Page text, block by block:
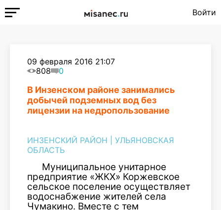
Войти
09 февраля 2016 21:07
808
0
В Инзенском районе занимались
добычей подземных вод без
лицензии на недропользование
ИНЗЕНСКИЙ РАЙОН
УЛЬЯНОВСКАЯ
ОБЛАСТЬ
Муниципальное унитарное
предприятие «ЖКХ» Коржевское
сельское поселение осуществляет
водоснабжение жителей села
Чумакино. Вместе с тем